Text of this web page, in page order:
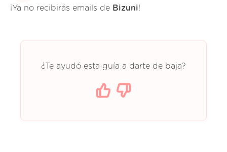
¡Ya no recibirás emails de Bizuni!
¿Te ayudó esta guía a darte de baja?